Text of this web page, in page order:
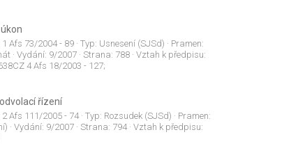
1 Afs 73/2004 - 89· Typ: Usnesení (SJSd) · Pramen:
· Vydání: 9/2007· Strana: 788· Vztah k předpisu:
4 Afs 18/2003 - 127;
řízení
2 Afs 111/2005 - 74· Typ: Rozsudek (SJSd) · Pramen:
· Vydání: 9/2007· Strana: 794· Vztah k předpisu: